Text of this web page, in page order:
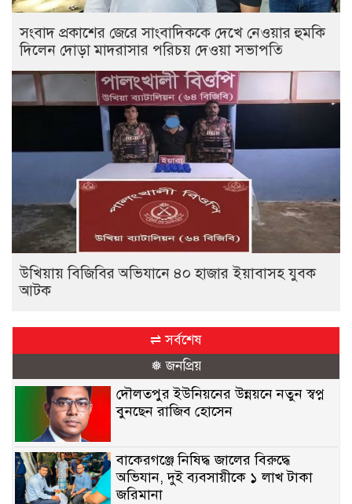
সংবাদ প্রকাশের জেরে সাংবাদিককে দেখে নেওয়ার হুমকি
দিলেন দোড়া মাদরাসার পরিচয় দেওয়া সভাপতি
উখিয়ায় বিজিবির অভিযানে ৪০ হাজার ইয়াবাসহ যুবক
আটক
⇌ সর্বশেষ
❅ জনপ্রিয়
দৌলতপুর ইউনিয়নের উন্নয়নে নতুন স্বপ্ন
বুনছেন রাজিব হোসেন
বাকেরগঞ্জে নিষিদ্ধ জালের বিরুদ্ধে
অভিযান, দুই ব্যবসায়ীকে ১ লাখ টাকা
জরিমানা